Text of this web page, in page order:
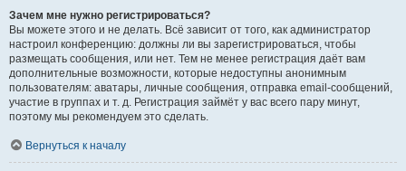
Зачем мне нужно регистрироваться?
Вы можете этого и не делать. Всё зависит от того, как администратор
настроил конференцию: должны ли вы зарегистрироваться, чтобы
размещать сообщения, или нет. Тем не менее регистрация даёт вам
дополнительные возможности, которые недоступны анонимным
пользователям: аватары, личные сообщения, отправка email-сообщений,
участие в группах и т. д. Регистрация займёт у вас всего пару минут,
поэтому мы рекомендуем это сделать.
Вернуться к началу